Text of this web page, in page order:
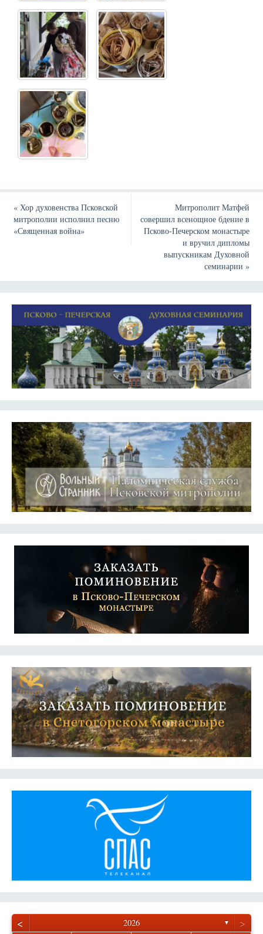
«Хор духовенства Псковской
митрополии исполнил песню
«Священная война»
Митрополит Матфей
совершил всенощное бдение в
Псково-Печерском монастыре
и вручил дипломы
выпускникам Духовной
семинарии»
< 2026 ▼ >